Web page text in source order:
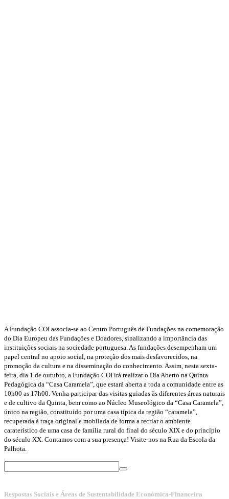
A Fundação COI associa-se ao Centro Português de Fundações na comemoração
do Dia Europeu das Fundações e Doadores, sinalizando a importância das
instituições sociais na sociedade portuguesa. As fundações desempenham um
papel central no apoio social, na proteção dos mais desfavorecidos, na
promoção da cultura e na disseminação do conhecimento. Assim, nesta sexta-
feira, dia 1 de outubro, a Fundação COI irá realizar o Dia Aberto na Quinta
Pedagógica da “Casa Caramela”, que estará aberta a toda a comunidade entre as
10h00 as 17h00. Venha participar das visitas guiadas às diferentes áreas naturais
e de cultivo da Quinta, bem como ao Núcleo Museológico da “Casa Caramela”,
único na região, constituído por uma casa típica da região “caramela”,
recuperada à traça original e mobilada de forma a recriar o ambiente
caraterístico de uma casa de família rural do final do século XIX e do princípio
do século XX. Contamos com a sua presença! Visite-nos na Rua da Escola da
Palhota.
Respostas Sociais e Áreas de Sustentabilidade Económica-Financeira